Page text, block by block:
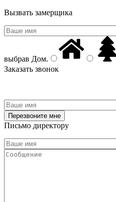
Вызвать замерщика
выбрав Дом.
Заказать звонок
Письмо директору